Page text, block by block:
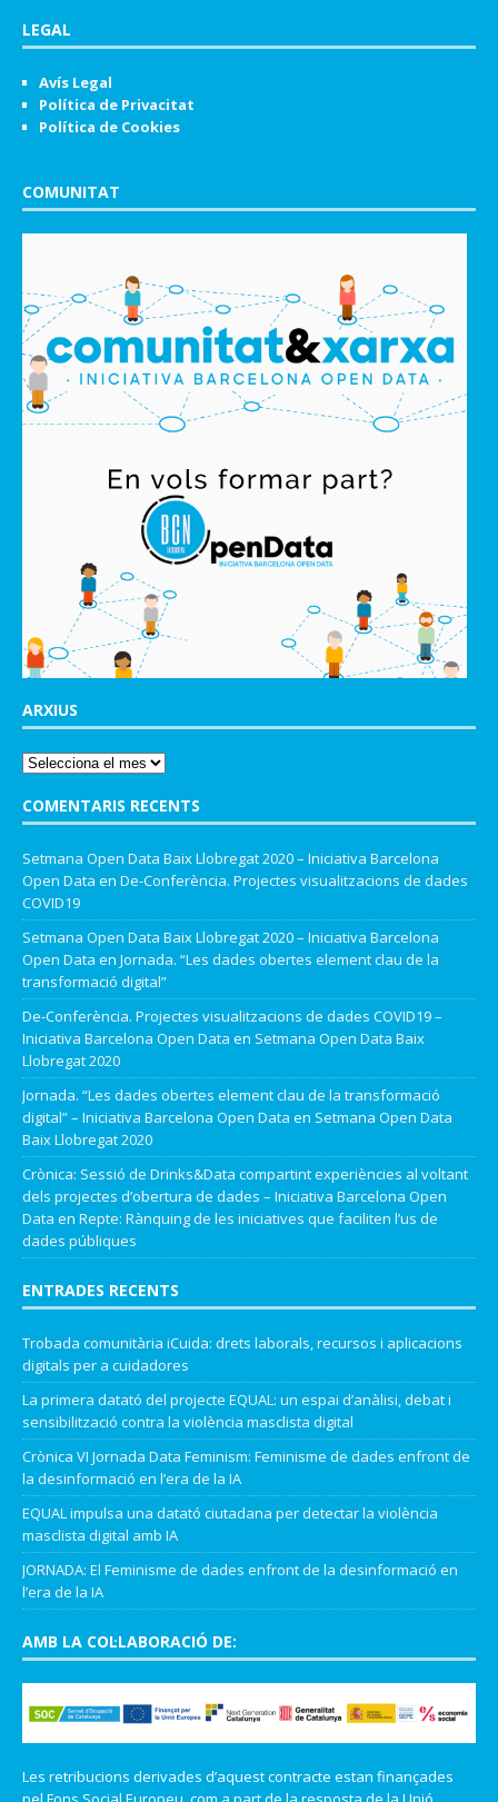
LEGAL
Avís Legal
Política de Privacitat
Política de Cookies
COMUNITAT
ARXIUS
COMENTARIS RECENTS
Setmana Open Data Baix Llobregat 2020 – Iniciativa Barcelona
Open Data en De-Conferència. Projectes visualitzacions de dades
COVID19
Setmana Open Data Baix Llobregat 2020 – Iniciativa Barcelona
Open Data en Jornada. “Les dades obertes element clau de la
transformació digital”
De-Conferència. Projectes visualitzacions de dades COVID19 –
Iniciativa Barcelona Open Data en Setmana Open Data Baix
Llobregat 2020
Jornada. “Les dades obertes element clau de la transformació
digital” – Iniciativa Barcelona Open Data en Setmana Open Data
Baix Llobregat 2020
Crònica: Sessió de Drinks&Data compartint experiències al voltant
dels projectes d’obertura de dades – Iniciativa Barcelona Open
Data en Repte: Rànquing de les iniciatives que faciliten l’us de
dades públiques
ENTRADES RECENTS
Trobada comunitària iCuida: drets laborals, recursos i aplicacions
digitals per a cuidadores
La primera datató del projecte EQUAL: un espai d’anàlisi, debat i
sensibilització contra la violència masclista digital
Crònica VI Jornada Data Feminism: Feminisme de dades enfront de
la desinformació en l’era de la IA
EQUAL impulsa una datató ciutadana per detectar la violència
masclista digital amb IA
JORNADA: El Feminisme de dades enfront de la desinformació en
l’era de la IA
AMB LA COL·LABORACIÓ DE:
Les retribucions derivades d’aquest contracte estan finançades